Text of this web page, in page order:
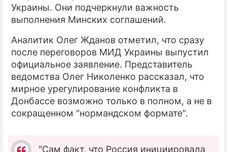
ИГРЫ
О ПРОЕКТЕ
Украины. Они подчеркнули важность
выполнения Минских соглашений.
Аналитик Олег Жданов отметил, что сразу
после переговоров МИД Украины выпустил
официальное заявление. Представитель
ведомства Олег Николенко рассказал, что
мирное урегулирование конфликта в
Донбассе возможно только в полном, а не в
сокращенном "нормандском формате".
"Сам факт, что Россия инициировала